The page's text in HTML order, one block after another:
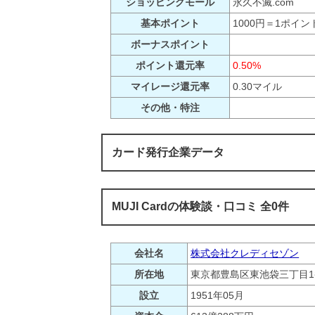
基本ポイント
1000円＝1ポイン
ボーナスポイント
ポイント還元率
0.50%
マイレージ還元率
0.30マイル
その他・特注
カード発行企業データ
MUJI Cardの体験談・口コミ 全0件
会社名
株式会社クレディセゾン
所在地
東京都豊島区東池袋三丁目
設立
1951年05月